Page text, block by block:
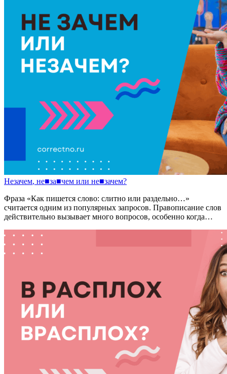
Незачем, не■за■чем или не■зачем?
Фраза «Как пишется слово: слитно или раздельно…»
считается одним из популярных запросов. Правописание слов
действительно вызывает много вопросов, особенно когда…